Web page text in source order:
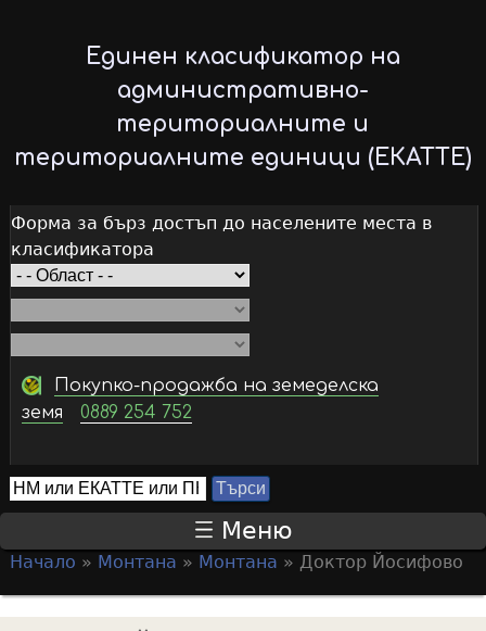
to
main
content
Единен класификатор на
административно-
териториалните и
териториалните единици (ЕКАТТЕ)
Форма за бърз достъп до населените места в
класификатора
Покупко-продажба на земеделска
земя
0889 254 752
S
e
r
Т
ъ
с
и
Меню
o
Начало » Монтана » Монтана » Доктор Йосифово